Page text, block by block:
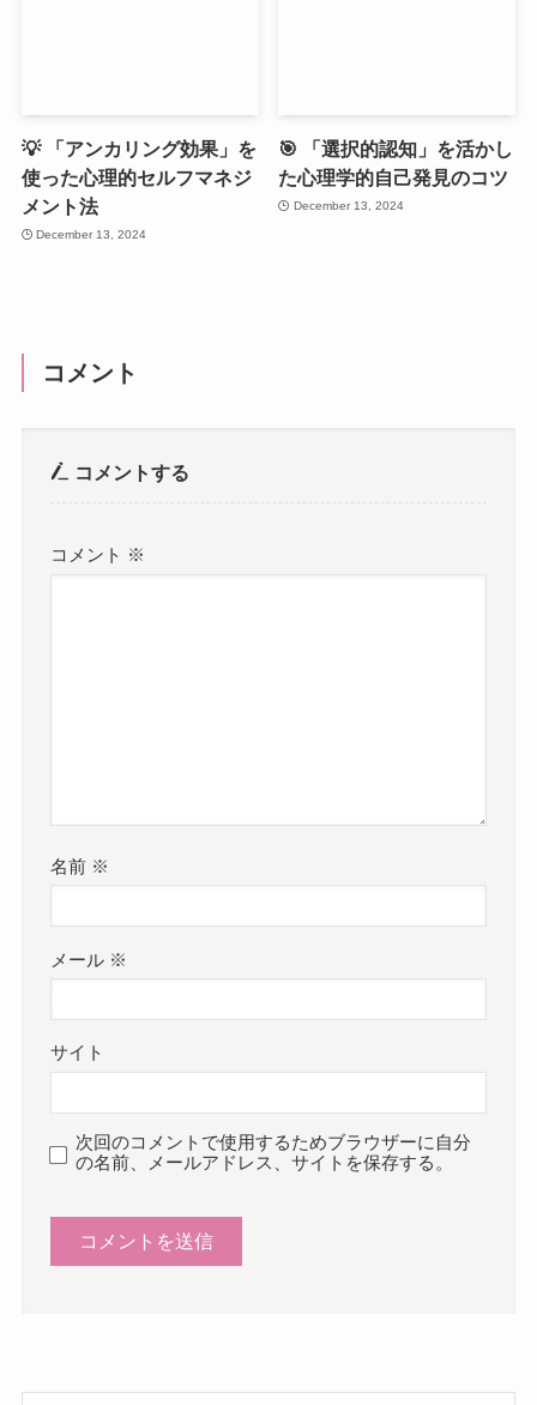
💡 「アンカリング効果」を
使った心理的セルフマネジ
メント法
December 13, 2024
🎯 「選択的認知」を活かし
た心理学的自己発見のコツ
December 13, 2024
コメント
コメントする
コメント ※
名前 ※
メール ※
サイト
次回のコメントで使用するためブラウザーに自分
の名前、メールアドレス、サイトを保存する。